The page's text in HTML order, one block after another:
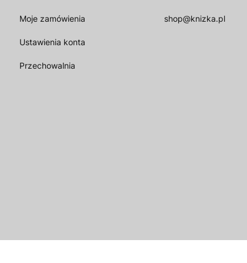
Moje zamówienia
Ustawienia konta
Przechowalnia
shop@knizka.pl